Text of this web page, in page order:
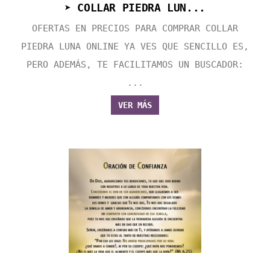
➤ COLLAR PIEDRA LUN...
OFERTAS EN PRECIOS PARA COMPRAR COLLAR
PIEDRA LUNA ONLINE YA VES QUE SENCILLO ES,
PERO ADEMÁS, TE FACILITAMOS UN BUSCADOR:
...
VER MÁS